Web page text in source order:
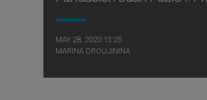
MAY 28, 2020 13:25
MARINA DROUJININA